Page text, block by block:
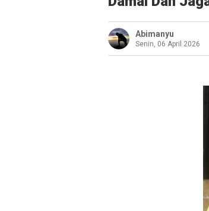
Abimanyu
Senin, 06 April 2026